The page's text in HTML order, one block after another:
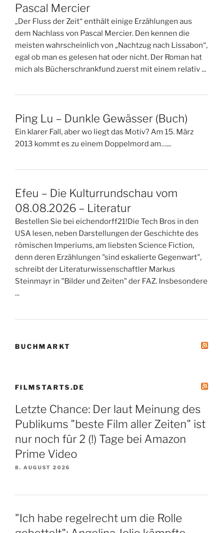
Pascal Mercier
„Der Fluss der Zeit“ enthält einige Erzählungen aus
dem Nachlass von Pascal Mercier. Den kennen die
meisten wahrscheinlich von „Nachtzug nach Lissabon“,
egal ob man es gelesen hat oder nicht. Der Roman hat
mich als Bücherschrankfund zuerst mit einem relativ ...
Ping Lu – Dunkle Gewässer (Buch)
Ein klarer Fall, aber wo liegt das Motiv? Am 15. März
2013 kommt es zu einem Doppelmord am…...
Efeu – Die Kulturrundschau vom
08.08.2026 – Literatur
Bestellen Sie bei eichendorff21!Die Tech Bros in den
USA lesen, neben Darstellungen der Geschichte des
römischen Imperiums, am liebsten Science Fiction,
denn deren Erzählungen "sind eskalierte Gegenwart",
schreibt der Literaturwissenschaftler Markus
Steinmayr in "Bilder und Zeiten" der FAZ. Insbesondere
...
BUCHMARKT
FILMSTARTS.DE
Letzte Chance: Der laut Meinung des
Publikums "beste Film aller Zeiten" ist
nur noch für 2 (!) Tage bei Amazon
Prime Video
8. AUGUST 2026
"Ich habe regelrecht um die Rolle